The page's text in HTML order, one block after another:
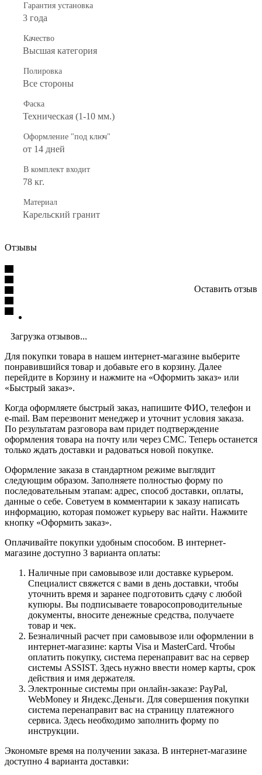
Гарантия установка
3 года
Качество
Высшая категория
Полировка
Все стороны
Фаска
Техническая (1-10 мм.)
Оформление "под ключ"
от 14 дней
В комплект входит
78 кг.
Материал
Карельский гранит
Отзывы
Оставить отзыв
Загрузка отзывов...
Для покупки товара в нашем интернет-магазине выберите
понравившийся товар и добавьте его в корзину. Далее
перейдите в Корзину и нажмите на «Оформить заказ» или
«Быстрый заказ».
Когда оформляете быстрый заказ, напишите ФИО, телефон и
e-mail. Вам перезвонит менеджер и уточнит условия заказа.
По результатам разговора вам придет подтверждение
оформления товара на почту или через СМС. Теперь останется
только ждать доставки и радоваться новой покупке.
Оформление заказа в стандартном режиме выглядит
следующим образом. Заполняете полностью форму по
последовательным этапам: адрес, способ доставки, оплаты,
данные о себе. Советуем в комментарии к заказу написать
информацию, которая поможет курьеру вас найти. Нажмите
кнопку «Оформить заказ».
Оплачивайте покупки удобным способом. В интернет-
магазине доступно 3 варианта оплаты:
Наличные при самовывозе или доставке курьером.
Специалист свяжется с вами в день доставки, чтобы
уточнить время и заранее подготовить сдачу с любой
купюры. Вы подписываете товаросопроводительные
документы, вносите денежные средства, получаете
товар и чек.
Безналичный расчет при самовывозе или оформлении в
интернет-магазине: карты Visa и MasterCard. Чтобы
оплатить покупку, система перенаправит вас на сервер
системы ASSIST. Здесь нужно ввести номер карты, срок
действия и имя держателя.
Электронные системы при онлайн-заказе: PayPal,
WebMoney и Яндекс.Деньги. Для совершения покупки
система перенаправит вас на страницу платежного
сервиса. Здесь необходимо заполнить форму по
инструкции.
Экономьте время на получении заказа. В интернет-магазине
доступно 4 варианта доставки: